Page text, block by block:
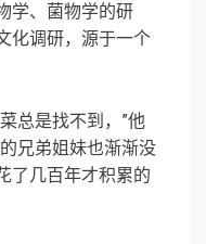
学、菌物学的研
化调研，源于一个
总是找不到，”他
兄弟姐妹也渐渐没
了几百年才积累的